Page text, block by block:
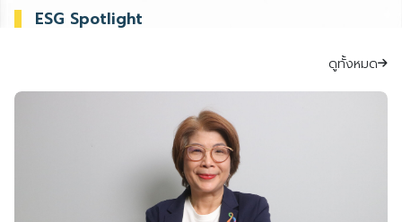
ESG Spotlight
ดูทั้งหมด